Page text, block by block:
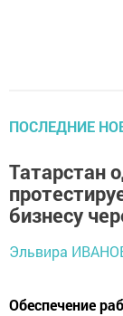
ПОСЛЕДНИЕ
Татарстан
бизнесу
Эльвира
Обеспечение